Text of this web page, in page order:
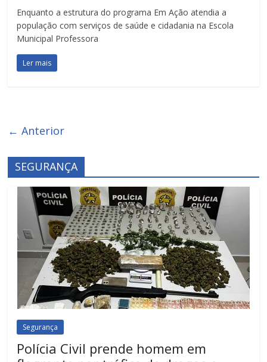
Enquanto a estrutura do programa Em Ação atendia a
população com serviços de saúde e cidadania na Escola
Municipal Professora
Ler mais
← Anterior
SEGURANÇA
Segurança
Polícia Civil prende homem em